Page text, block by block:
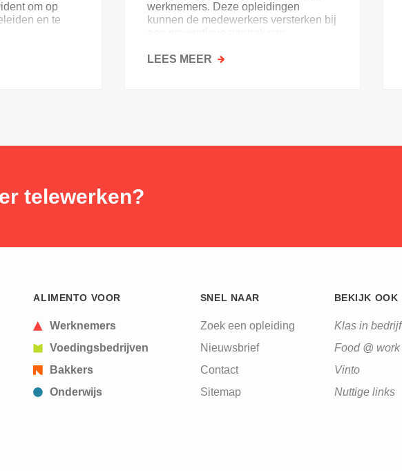
om op
en te
werknemers. Deze opleidingen
kunnen de medewerkers versterken bij
een preventieve aanpak van
verbonden zijn.
LEES MEER OVER
telewerken?
ALIMENTO VOOR
Werknemers
Voedingsbedrijven
Bakkers
Onderwijs
SNEL NAAR
Zoek een opleiding
Nieuwsbrief
Contact
Sitemap
BEKIJK OOK
Klas in bedrijf
Food @ work
Vinto
Nuttige links